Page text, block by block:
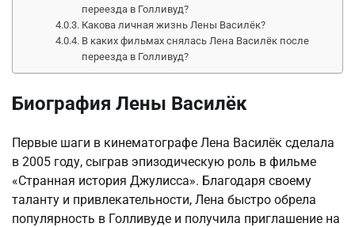
переезда в Голливуд?
Какова личная жизнь Лены Василёк?
В каких фильмах снялась Лена Василёк после
переезда в Голливуд?
Биография Лены Василёк
Первые шаги в кинематографе Лена Василёк сделала
в 2005 году, сыграв эпизодическую роль в фильме
«Странная история Джулисса». Благодаря своему
таланту и привлекательности, Лена быстро обрела
популярность в Голливуде и получила приглашение на